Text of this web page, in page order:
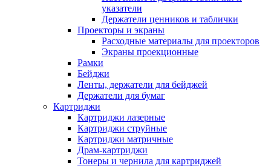
указатели
Держатели ценников и таблички
Проекторы и экраны
Расходные материалы для проекторов
Экраны проекционные
Рамки
Бейджи
Ленты, держатели для бейджей
Держатели для бумаг
Картриджи
Картриджи лазерные
Картриджи струйные
Картриджи матричные
Драм-картриджи
Тонеры и чернила для картриджей